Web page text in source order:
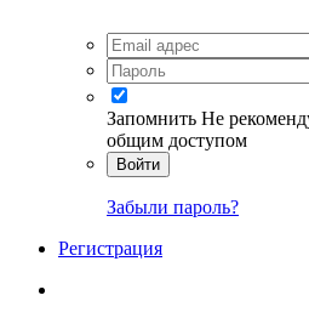
Запомнить Не
общим доступом
Войти
Забыли пароль?
Регистрация